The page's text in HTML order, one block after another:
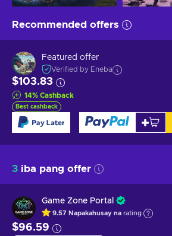
Recommended offers
Featured offer
Verified by Eneba
$103.83
14% Cashback
Best cashback
3 iba pang offer
Game Zone Portal
9.57 Napakahusay na rating
$96.59